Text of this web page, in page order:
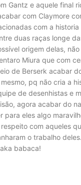
Gantz e aquele final
com Claymore
com a
duas raças longe
origem delas,
Miura que com
de Berserk acabar
pq não cria a
de desenhistas e
agora acabar do
para eles algo
com aqueles
o trabalho deles.
babaca!